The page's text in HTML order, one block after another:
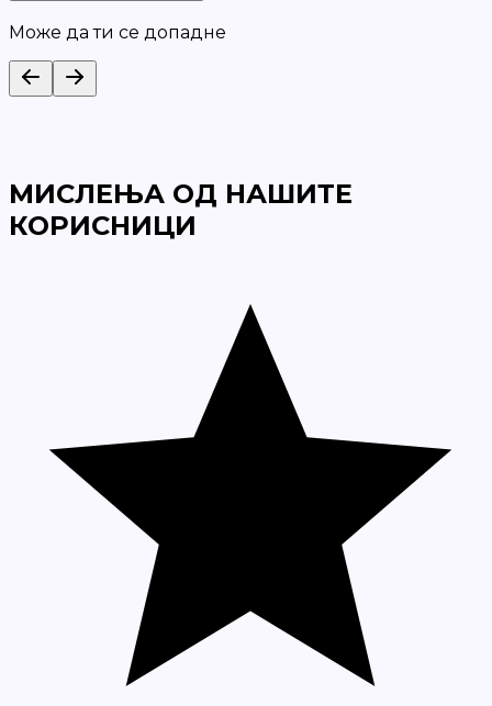
Може да ти се допадне
МИСЛЕЊА ОД НАШИТЕ
КОРИСНИЦИ